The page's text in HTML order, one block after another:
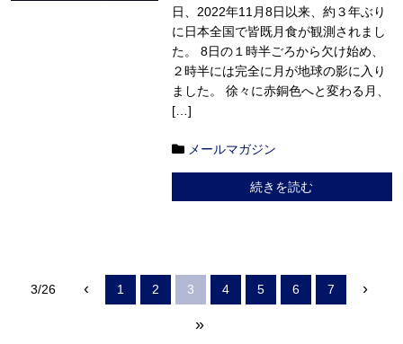
日、2022年11月8日以来、約３年ぶり
に日本全国で皆既月食が観測されまし
た。 8日の１時半ごろから欠け始め、
２時半には完全に月が地球の影に入り
ました。 徐々に赤銅色へと変わる月、
[…]
メールマガジン
続きを読む
3/26 ‹ 1 2 3 4 5 6 7
›
»